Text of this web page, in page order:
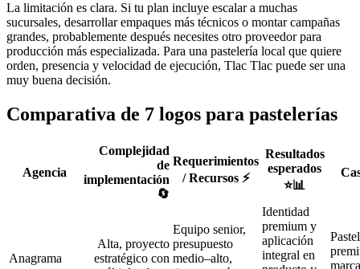
La limitación es clara. Si tu plan incluye escalar a muchas
sucursales, desarrollar empaques más técnicos o montar campañas
grandes, probablemente después necesites otro proveedor para
producción más especializada. Para una pastelería local que quiere
orden, presencia y velocidad de ejecución, Tlac Tlac puede ser una
muy buena decisión.
Comparativa de 7 logos para pastelerías
Agencia
Complejidad
de
implementación
🔄
Requerimientos
/ Recursos ⚡
Resultados
esperados
⭐📊
Anagrama
Alta, proyecto
estratégico con
Equipo senior,
presupuesto
medio–alto,
Identidad
premium y
aplicación
integral en